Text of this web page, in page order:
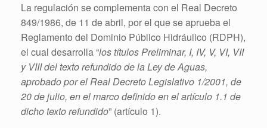
La regulación se complementa con el Real Decreto
849/1986, de 11 de abril, por el que se aprueba el
Reglamento del Dominio Público Hidráulico (RDPH),
el cual desarrolla “los títulos Preliminar, I, IV, V, VI, VII
y VIII del texto refundido de la Ley de Aguas,
aprobado por el Real Decreto Legislativo 1/2001, de
20 de julio, en el marco definido en el artículo 1.1 de
dicho texto refundido” (artículo 1).